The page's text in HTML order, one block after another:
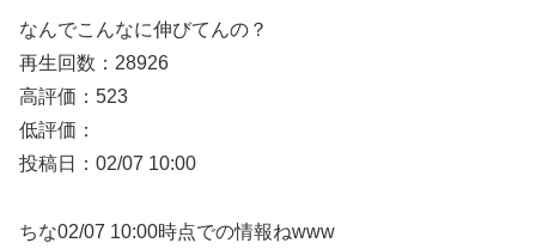
なんでこんなに伸びてんの？
再生回数：28926
高評価：523
低評価：
投稿日：02/07 10:00
ちな02/07 10:00時点での情報ねwww